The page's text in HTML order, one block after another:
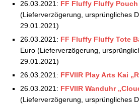
26.03.2021: FF Fluffy Fluffy Pouch
(Lieferverzögerung, ursprüngliches
29.01.2021)
26.03.2021: FF Fluffy Fluffy Tote
Euro (Lieferverzögerung,
29.01.2021)
26.03.2021: FFVIIR Play Arts Kai
26.03.2021: FFVIIR Wanduhr
(Lieferverzögerung, ursprüngliches